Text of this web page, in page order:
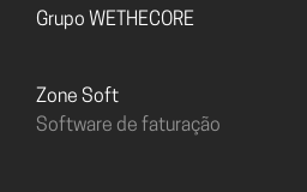
Grupo WETHECORE
Zone Soft
Software de faturação